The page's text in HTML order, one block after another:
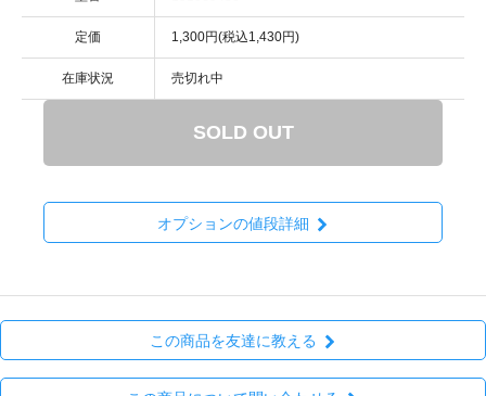
定価 1,300円(税込1,430円)
在庫状況 売切れ中
SOLD OUT
オプションの値段詳細
この商品を友達に教える